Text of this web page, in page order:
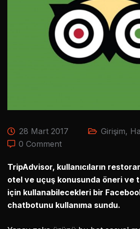
28 Mart 2017 Girişim,
0 Comment
TripAdvisor, kullanıcıların
otel ve uçuş konusunda öneri ve
için kullanabilecekleri bir
chatbotunu kullanıma sundu.